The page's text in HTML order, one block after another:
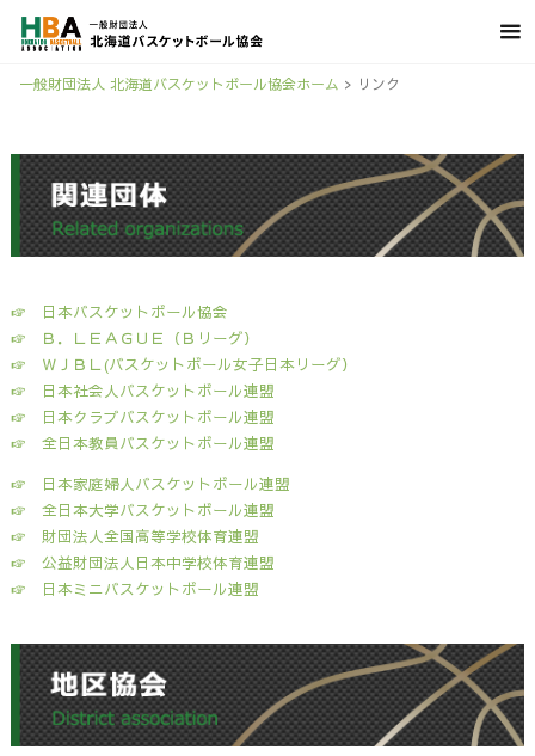
一般財団法人 北海道バスケットボール協会ホーム > リンク
☞
日本バスケットボール協会
☞
Ｂ．ＬＥＡＧＵＥ（Ｂリーグ）
☞ ＷＪＢＬ(バスケットボール女子日本リーグ）
☞
日本社会人バスケットボール連盟
☞
日本クラブバスケットボール連盟
☞ 全日本教員バスケットボール連盟
☞
日本家庭婦人バスケットボール連盟
☞ 全日本大学バスケットボール連盟
☞ 財団法人全国高等学校体育連盟
☞ 公益財団法人日本中学校体育連盟
☞
日本ミニバスケットボール連盟